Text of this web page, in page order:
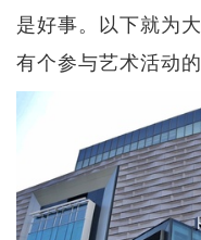
是好事。以下就为
有个参与艺术活动的